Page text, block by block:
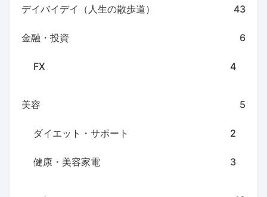
デイバイデイ（人生の散歩道） 43
金融・投資 6
FX 4
美容 5
ダイエット・サポート 2
健康・美容家電 3